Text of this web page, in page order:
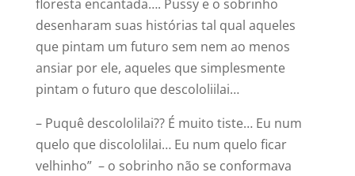
floresta encantada…. Pussy e o sobrinho
desenharam suas histórias tal qual aqueles
que pintam um futuro sem nem ao menos
ansiar por ele, aqueles que simplesmente
pintam o futuro que descololiilai…
– Puquê descololilai?? É muito tiste… Eu num
quelo que discololilai… Eu num quelo ficar
velhinho” – o sobrinho não se conformava